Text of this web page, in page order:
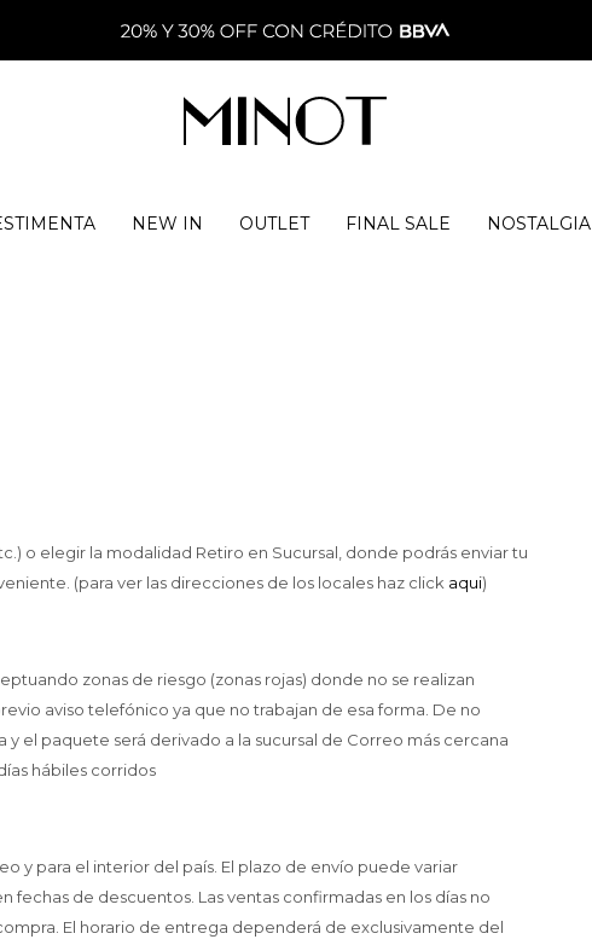
NEW IN OUTLET FINAL SALE NOSTALGIA
o elegir la modalidad Retiro en Sucursal, donde podrás enviar tu
(para ver las direcciones de los locales haz click aqui)
zonas de riesgo (zonas rojas) donde no se realizan
aviso telefónico ya que no trabajan de esa forma. De no
el paquete será derivado a la sucursal de Correo más cercana
hábiles corridos
y para el interior del país. El plazo de envío puede variar
de descuentos. Las ventas confirmadas en los días no
El horario de entrega dependerá de exclusivamente del